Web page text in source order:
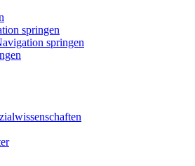
springen
springen